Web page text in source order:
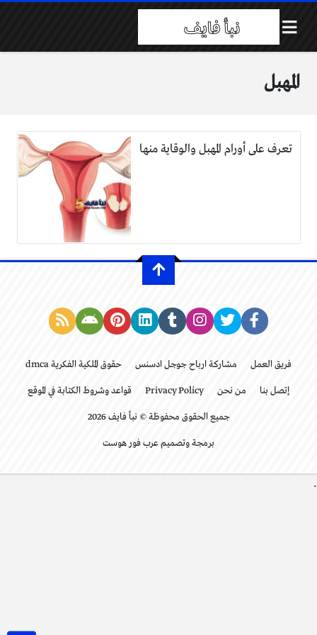
المهبل
تعرف على أورام المهبل والوقاية منها
فريق العمل مشاركة ارباح جوجل ادسنس حقوق الملكية الفكرية dmca
إتصل بنا من نحن Privacy Policy قواعد وشروط الكتابة في الموقع
جميع الحقوق محفوظة © نبأ فايف 2026
برمجة وتصميم عرب فور هوست
.